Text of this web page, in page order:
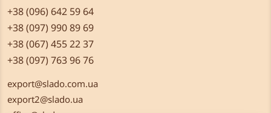
+38 (096) 642 59 64
+38 (097) 990 89 69
+38 (067) 455 22 37
+38 (097) 763 96 76
export@slado.com.ua
export2@slado.ua